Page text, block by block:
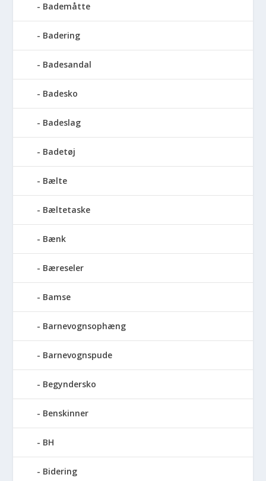
Bademåtte
Badering
Badesandal
Badesko
Badeslag
Badetøj
Bælte
Bæltetaske
Bænk
Bæreseler
Bamse
Barnevognsophæng
Barnevognspude
Begyndersko
Benskinner
BH
Bidering